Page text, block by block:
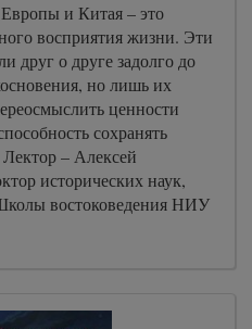
и Китая – это
восприятия жизни. Эти
друг о друге задолго до
но лишь их
ценности
сохранять
– Алексей
исторических наук,
востоковедения НИУ